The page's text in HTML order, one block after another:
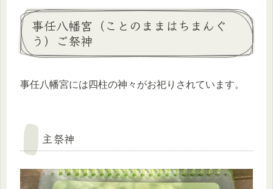
事任八幡宮（ことのままはちまんぐ
う）ご祭神
事任八幡宮には四柱の神々がお祀りされています。
主祭神